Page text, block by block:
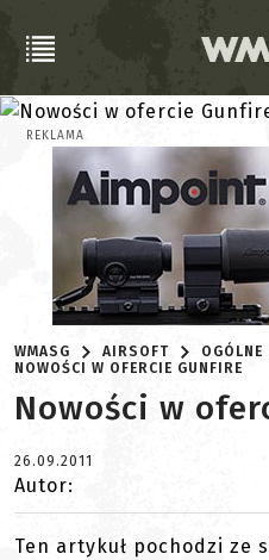
REKLAMA
WMASG AIRSOFT
OGÓLNE
NOWOŚCI W OFERCIE GUNFIRE
Nowości w
26.09.2011
Autor:
Ten artykuł pochodzi ze